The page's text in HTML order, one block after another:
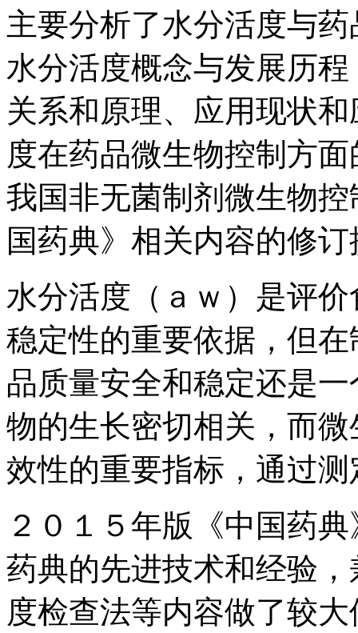
主要分析了水分活度与
水分活度概念与发展历
关系和原理、应用现状
度在药品微生物控制方
我国非无菌制剂微生物
国药典》相关内容的修
水分活度（ａｗ）是评
稳定性的重要依据，但
品质量安全和稳定还是
物的生长密切相关，而
效性的重要指标，通过
２０１５年版《中国药
药典的先进技术和经验
度检查法等内容做了较